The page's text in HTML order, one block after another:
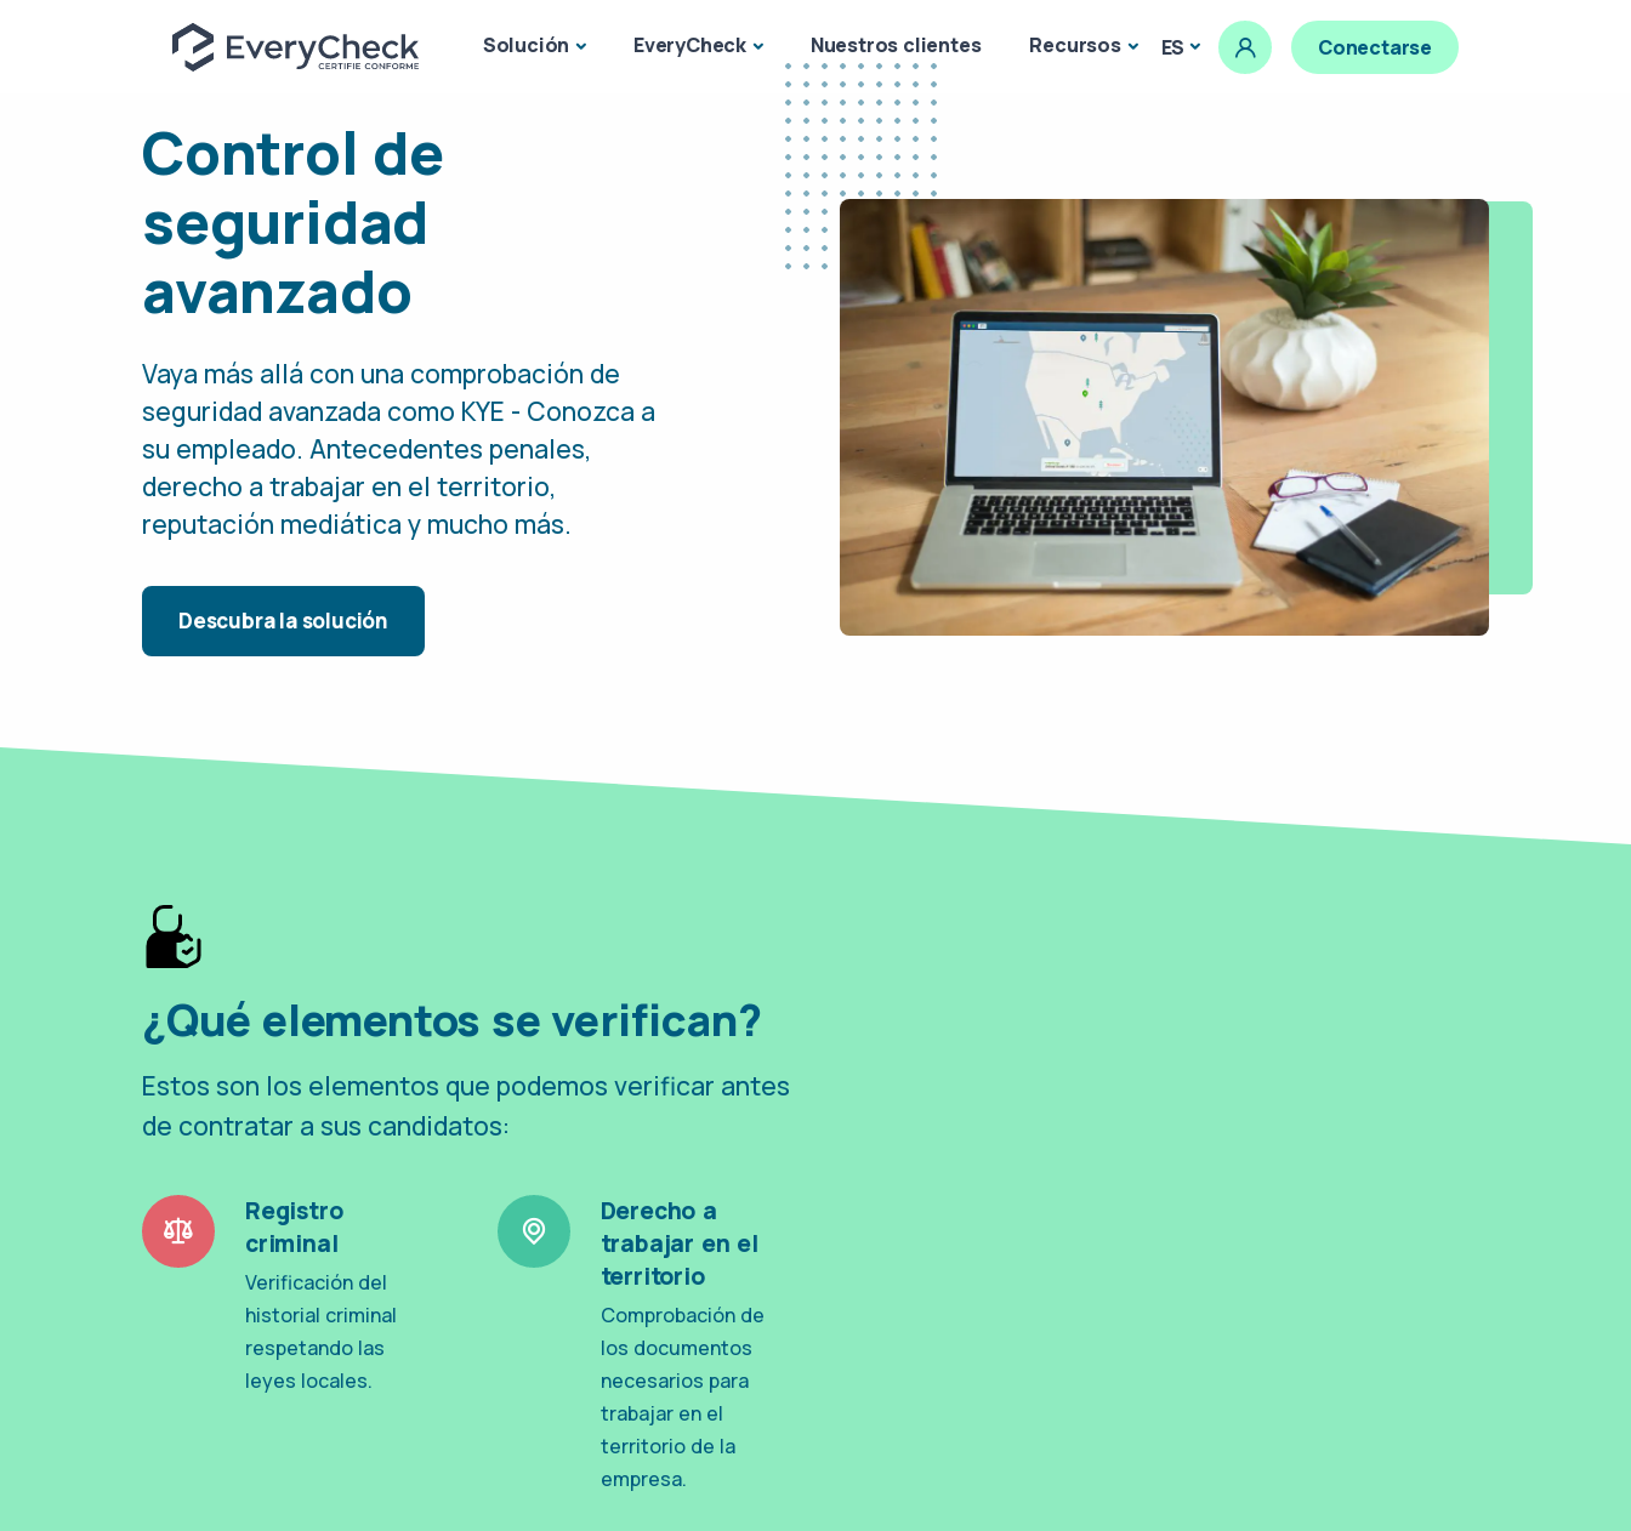
Solución EveryCheck Nuestros clientes Recursos ES Conectarse
Control de
seguridad
avanzado
Vaya más allá con una comprobación de
seguridad avanzada como KYE - Conozca a
su empleado. Antecedentes penales,
derecho a trabajar en el territorio,
reputación mediática y mucho más.
Descubra la solución
¿Qué elementos se verifican?
Estos son los elementos que podemos verificar antes
de contratar a sus candidatos:
Registro
criminal
Verificación del
historial criminal
respetando las
leyes locales.
Derecho a
trabajar en el
territorio
Comprobación de
los documentos
necesarios para
trabajar en el
territorio de la
empresa.